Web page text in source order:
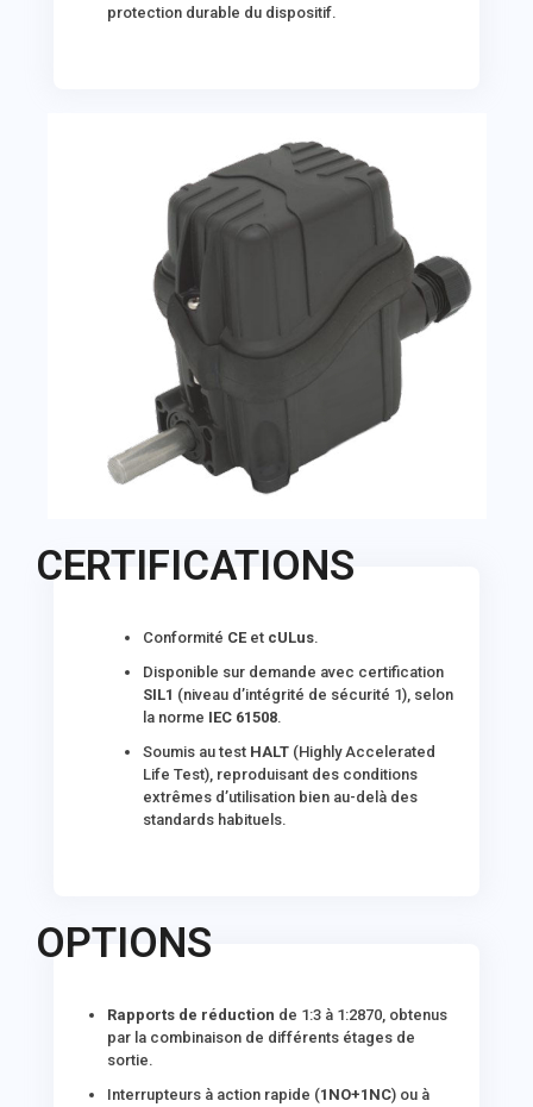
protection durable du dispositif.
CERTIFICATIONS
Conformité CEet cULus.
Disponible sur demande avec certification
SIL1 (niveau d’intégrité de sécurité 1), selon
la norme IEC 61508.
Soumis au test HALT (Highly Accelerated
Life Test), reproduisant des conditions
extrêmes d’utilisation bien au-delà des
standards habituels.
OPTIONS
Rapports de réduction de 1:3 à 1:2870, obtenus
par la combinaison de différents étages de
sortie.
Interrupteurs à action rapide (1NO+1NC) ou à